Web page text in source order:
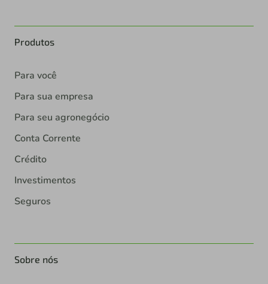
Produtos
Para você
Para sua empresa
Para seu agronegócio
Conta Corrente
Crédito
Investimentos
Seguros
Sobre nós